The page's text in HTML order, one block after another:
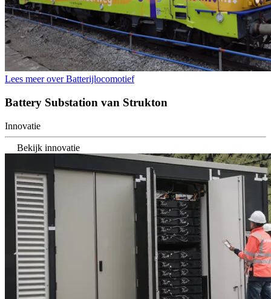
Lees meer over Batterijlocomotief
Battery Substation van Strukton
Innovatie
Bekijk innovatie